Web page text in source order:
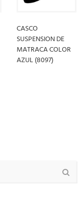
CASCO
SUSPENSION DE
MATRACA COLOR
AZUL (8097)